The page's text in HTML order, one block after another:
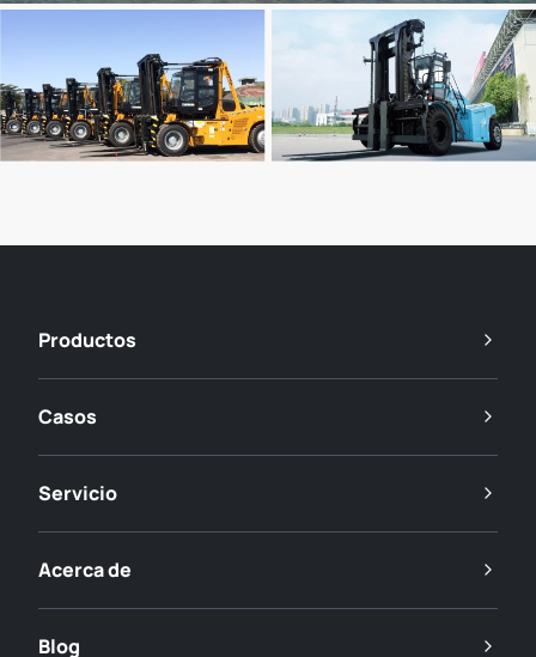
Productos
Casos
Servicio
Acerca de
Blog